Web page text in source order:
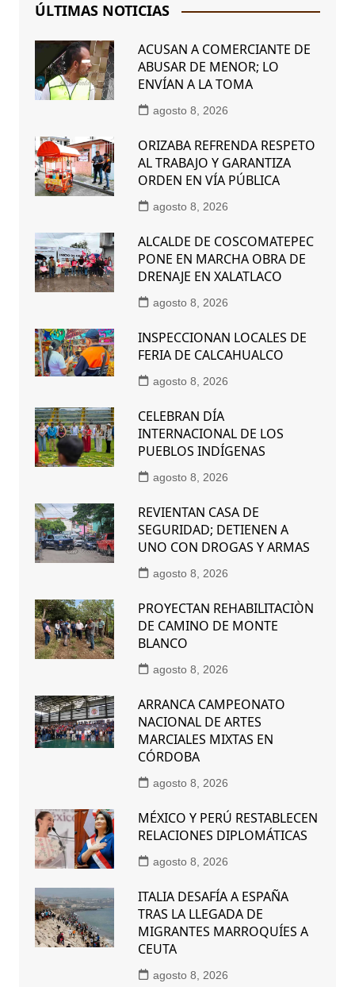
ÚLTIMAS NOTICIAS
ACUSAN A COMERCIANTE DE
ABUSAR DE MENOR; LO
ENVÍAN A LA TOMA
agosto 8, 2026
ORIZABA REFRENDA RESPETO
AL TRABAJO Y GARANTIZA
ORDEN EN VÍA PÚBLICA
agosto 8, 2026
ALCALDE DE COSCOMATEPEC
PONE EN MARCHA OBRA DE
DRENAJE EN XALATLACO
agosto 8, 2026
INSPECCIONAN LOCALES DE
FERIA DE CALCAHUALCO
agosto 8, 2026
CELEBRAN DÍA
INTERNACIONAL DE LOS
PUEBLOS INDÍGENAS
agosto 8, 2026
REVIENTAN CASA DE
SEGURIDAD; DETIENEN A
UNO CON DROGAS Y ARMAS
agosto 8, 2026
PROYECTAN REHABILITACIÒN
DE CAMINO DE MONTE
BLANCO
agosto 8, 2026
ARRANCA CAMPEONATO
NACIONAL DE ARTES
MARCIALES MIXTAS EN
CÓRDOBA
agosto 8, 2026
MÉXICO Y PERÚ RESTABLECEN
RELACIONES DIPLOMÁTICAS
agosto 8, 2026
ITALIA DESAFÍA A ESPAÑA
TRAS LA LLEGADA DE
MIGRANTES MARROQUÍES A
CEUTA
agosto 8, 2026